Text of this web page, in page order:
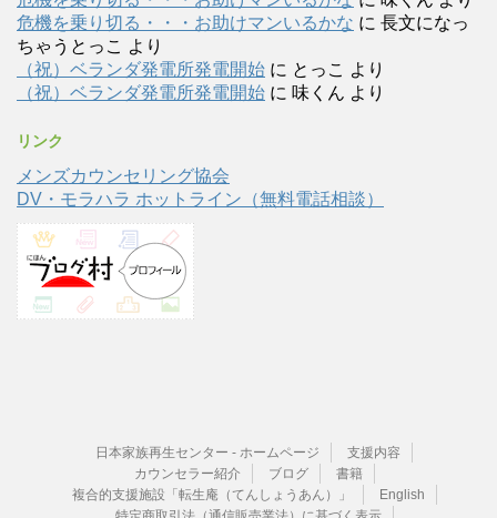
危機を乗り切る・・・お助けマンいるかな に 長文になっ
ちゃうとっこ より
（祝）ベランダ発電所発電開始 に とっこ より
（祝）ベランダ発電所発電開始 に 味くん より
リンク
メンズカウンセリング協会
DV・モラハラ ホットライン（無料電話相談）
日本家族再生センター - ホームページ
支援内容
カウンセラー紹介
ブログ
書籍
複合的支援施設「転生庵（てんしょうあん）」
English